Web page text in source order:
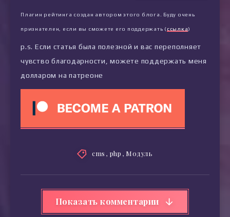
Плагин рейтинга создан автором этого блога. Буду очень
признателен, если вы сможете его поддержать (ссылка)
p.s. Если статья была полезной и вас переполняет
чувство благодарности, можете поддержать меня
долларом на патреоне
cms , php , Модуль
Показать комментарии